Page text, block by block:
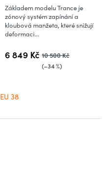
6 849 Kč 10 500 Kč
(–34 %)
Základem modelu Trance je
zónový systém zapínání a
kloubová manžeta, které snižují
deformaci...
EU 38